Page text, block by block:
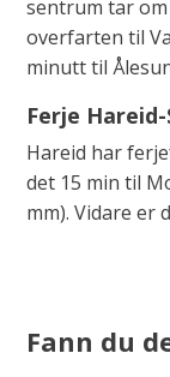
sentrum tar
overfarten til
minutt til
Ferje
Hareid har
det 15 min til
mm). Vidare er
Fann du